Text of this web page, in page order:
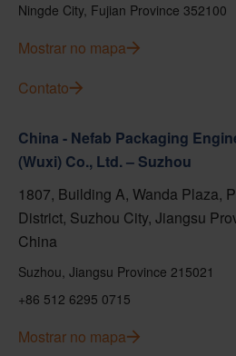
Ningde City, Fujian Province 352100
Mostrar no mapa
Contato
China - Nefab Packaging
(Wuxi) Co., Ltd. – Suzhou
1807, Building A, Wanda Plaza,
District, Suzhou City, Jiangsu
China
Suzhou, Jiangsu Province 215021
+86 512 6295 0715
Mostrar no mapa